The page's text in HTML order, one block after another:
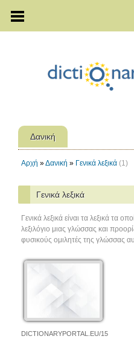
Δανική
Αρχή »Δανική » Γενικά λεξικά (1)
Γενικά λεξικά
Γενικά λεξικά είναι τα λεξικά τα
λεξιλόγιο μιας γλώσσας και
φυσικούς ομιλητές της γλώσσας
DICTIONARYPORTAL.EU/15